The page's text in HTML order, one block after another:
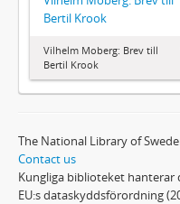
Bertil Krook
Vilhelm Moberg: Brev till
Bertil Krook
The National Library of
Contact us
Kungliga biblioteket
EU:s dataskyddsförordning